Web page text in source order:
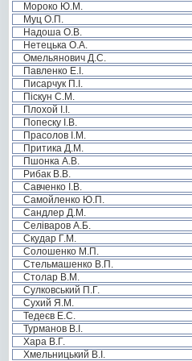
Мороко Ю.М.
Муц О.П.
Надоша О.В.
Нетецька О.А.
Омельянович Д.С.
Павленко Е.І.
Писарчук П.І.
Піскун С.М.
Плохой І.І.
Попеску І.В.
Прасолов І.М.
Притика Д.М.
Пшонка А.В.
Рибак В.В.
Савченко І.В.
Самойленко Ю.П.
Сандлер Д.М.
Селіваров А.Б.
Скудар Г.М.
Солошенко М.П.
Стельмашенко В.П.
Столар В.М.
Сулковський П.Г.
Сухий Я.М.
Тедеєв Е.С.
Турманов В.І.
Хара В.Г.
Хмельницький В.І.